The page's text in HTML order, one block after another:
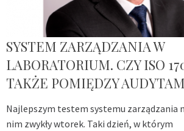
SYSTEM ZARZĄDZANIA W
LABORATORIUM. CZY ISO
TAKŻE POMIĘDZY
Najlepszym testem systemu zarządzania
nim zwykły wtorek. Taki dzień, w którym